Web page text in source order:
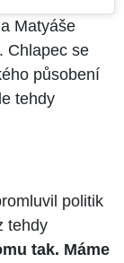
Matyáše
Chlapec se
působení
tehdy
politik
tehdy
tak. Máme